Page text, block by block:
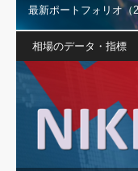
最新ポートフォリオ（
相場のデータ・指標